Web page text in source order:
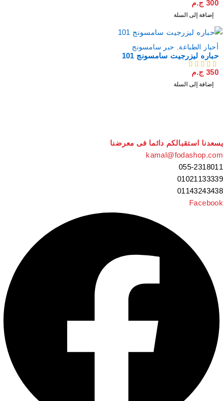
300 ج.م
إضافة إلى السلة
أحبار الطباعة, حبر سامسونج
حباره ليزرجيت سامسونج 101
350 ج.م
إضافة إلى السلة
استقبالكم دائما فى معرضنا
055-